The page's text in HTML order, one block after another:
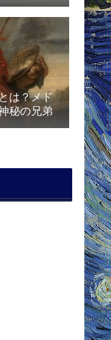
は？メド
秘の兄弟